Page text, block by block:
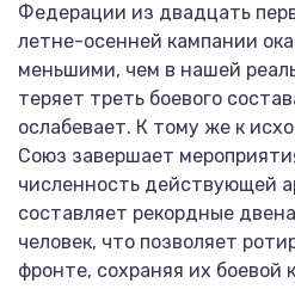
Федерации из двадцать
летне-осенней кампании
меньшими, чем в нашей
теряет треть боевого
ослабевает. К тому же к
Союз завершает
численность действующей
составляет рекордные
человек, что позволяет
фронте, сохраняя их боевой